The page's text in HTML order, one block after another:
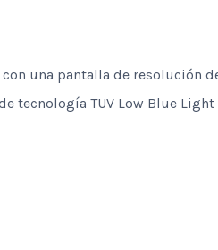
una pantalla de resolución
tecnología TUV Low Blue